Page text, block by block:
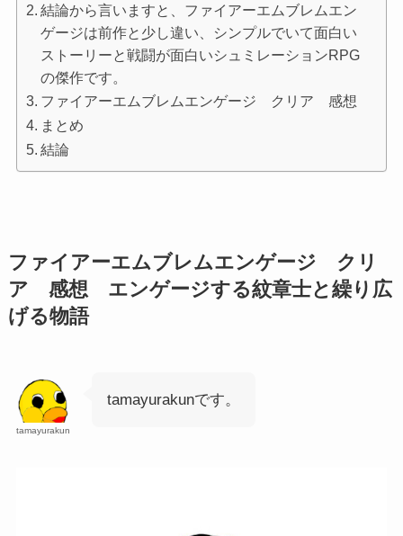
結論から言いますと、ファイアーエムブレムエン
ゲージは前作と少し違い、シンプルでいて面白い
ストーリーと戦闘が面白いシュミレーションRPG
の傑作です。
ファイアーエムブレムエンゲージ クリア 感想
まとめ
結論
ファイアーエムブレムエンゲージ クリ
ア 感想 エンゲージする紋章士と繰り広
げる物語
tamayurakun
tamayurakunです。